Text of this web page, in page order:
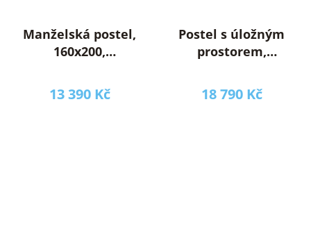
Manželská postel,
160x200,
DOMCA
13 390 Kč
Postel s úložným
prostorem,
RUNOL
18 790 Kč